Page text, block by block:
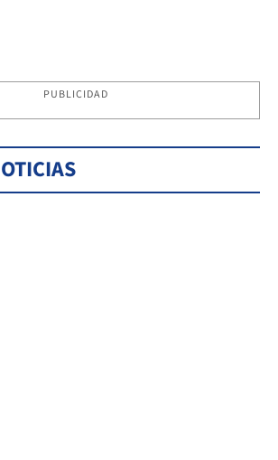
PUBLICIDAD